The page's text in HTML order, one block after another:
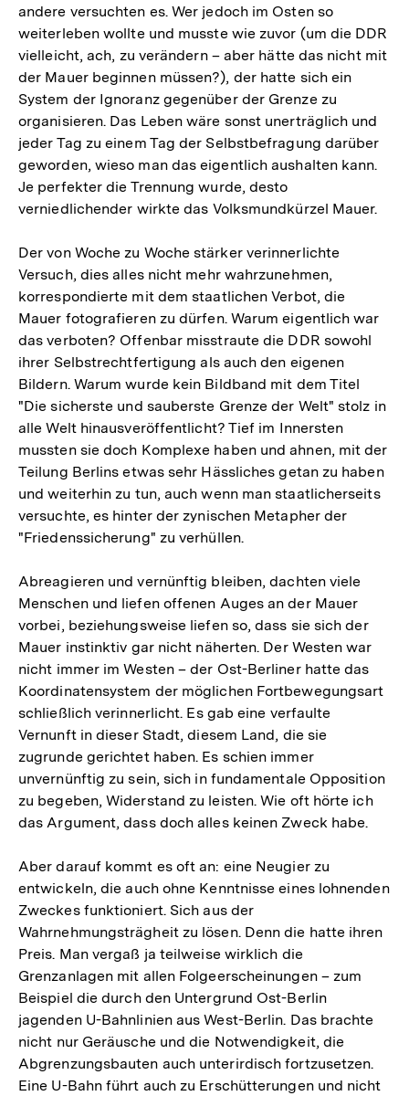
andere versuchten es. Wer jedoch im Osten so
weiterleben wollte und musste wie zuvor (um die DDR
vielleicht, ach, zu verändern – aber hätte das nicht mit
der Mauer beginnen müssen?), der hatte sich ein
System der Ignoranz gegenüber der Grenze zu
organisieren. Das Leben wäre sonst unerträglich und
jeder Tag zu einem Tag der Selbstbefragung darüber
geworden, wieso man das eigentlich aushalten kann.
Je perfekter die Trennung wurde, desto
verniedlichender wirkte das Volksmundkürzel Mauer.
Der von Woche zu Woche stärker verinnerlichte
Versuch, dies alles nicht mehr wahrzunehmen,
korrespondierte mit dem staatlichen Verbot, die
Mauer fotografieren zu dürfen. Warum eigentlich war
das verboten? Offenbar misstraute die DDR sowohl
ihrer Selbstrechtfertigung als auch den eigenen
Bildern. Warum wurde kein Bildband mit dem Titel
"Die sicherste und sauberste Grenze der Welt" stolz in
alle Welt hinausveröffentlicht? Tief im Innersten
mussten sie doch Komplexe haben und ahnen, mit der
Teilung Berlins etwas sehr Hässliches getan zu haben
und weiterhin zu tun, auch wenn man staatlicherseits
versuchte, es hinter der zynischen Metapher der
"Friedenssicherung" zu verhüllen.
Abreagieren und vernünftig bleiben, dachten viele
Menschen und liefen offenen Auges an der Mauer
vorbei, beziehungsweise liefen so, dass sie sich der
Mauer instinktiv gar nicht näherten. Der Westen war
nicht immer im Westen – der Ost-Berliner hatte das
Koordinatensystem der möglichen Fortbewegungsart
schließlich verinnerlicht. Es gab eine verfaulte
Vernunft in dieser Stadt, diesem Land, die sie
zugrunde gerichtet haben. Es schien immer
unvernünftig zu sein, sich in fundamentale Opposition
zu begeben, Widerstand zu leisten. Wie oft hörte ich
das Argument, dass doch alles keinen Zweck habe.
Aber darauf kommt es oft an: eine Neugier zu
entwickeln, die auch ohne Kenntnisse eines lohnenden
Zweckes funktioniert. Sich aus der
Wahrnehmungsträgheit zu lösen. Denn die hatte ihren
Preis. Man vergaß ja teilweise wirklich die
Grenzanlagen mit allen Folgeerscheinungen – zum
Beispiel die durch den Untergrund Ost-Berlin
jagenden U-Bahnlinien aus West-Berlin. Das brachte
nicht nur Geräusche und die Notwendigkeit, die
Abgrenzungsbauten auch unterirdisch fortzusetzen.
Eine U-Bahn führt auch zu Erschütterungen und nicht